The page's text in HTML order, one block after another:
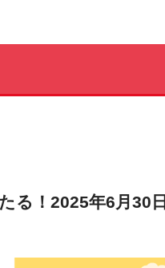
る！2025年6月30日